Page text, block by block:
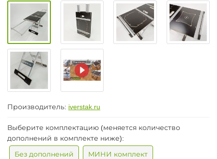
Производитель: iverstak.ru
Выберите комплектацию (меняется количество
дополнений в комплекте ниже):
Без дополнений МИНИ комплект